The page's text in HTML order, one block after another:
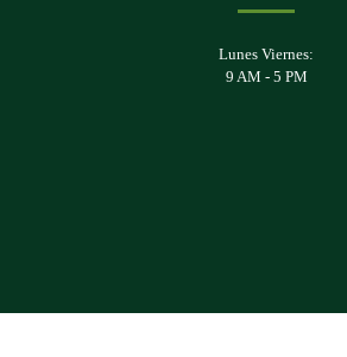
Lunes Viernes:
9 AM - 5 PM